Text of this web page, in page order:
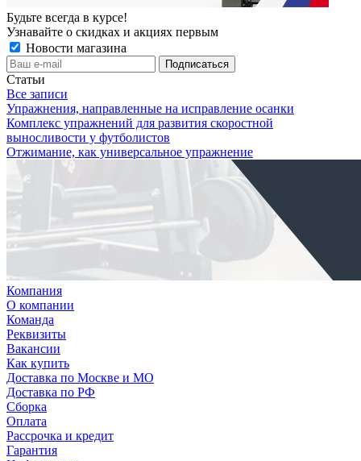
Будьте всегда в курсе!
Узнавайте о скидках и акциях первым
Новости магазина
Статьи
Все записи
Упражнения, направленные на исправление осанки
Комплекс упражнений для развития скоростной
выносливости у футболистов
Отжимание, как универсальное упражнение
Компания
О компании
Команда
Реквизиты
Вакансии
Как купить
Доставка по Москве и МО
Доставка по РФ
Сборка
Оплата
Рассрочка и кредит
Гарантия